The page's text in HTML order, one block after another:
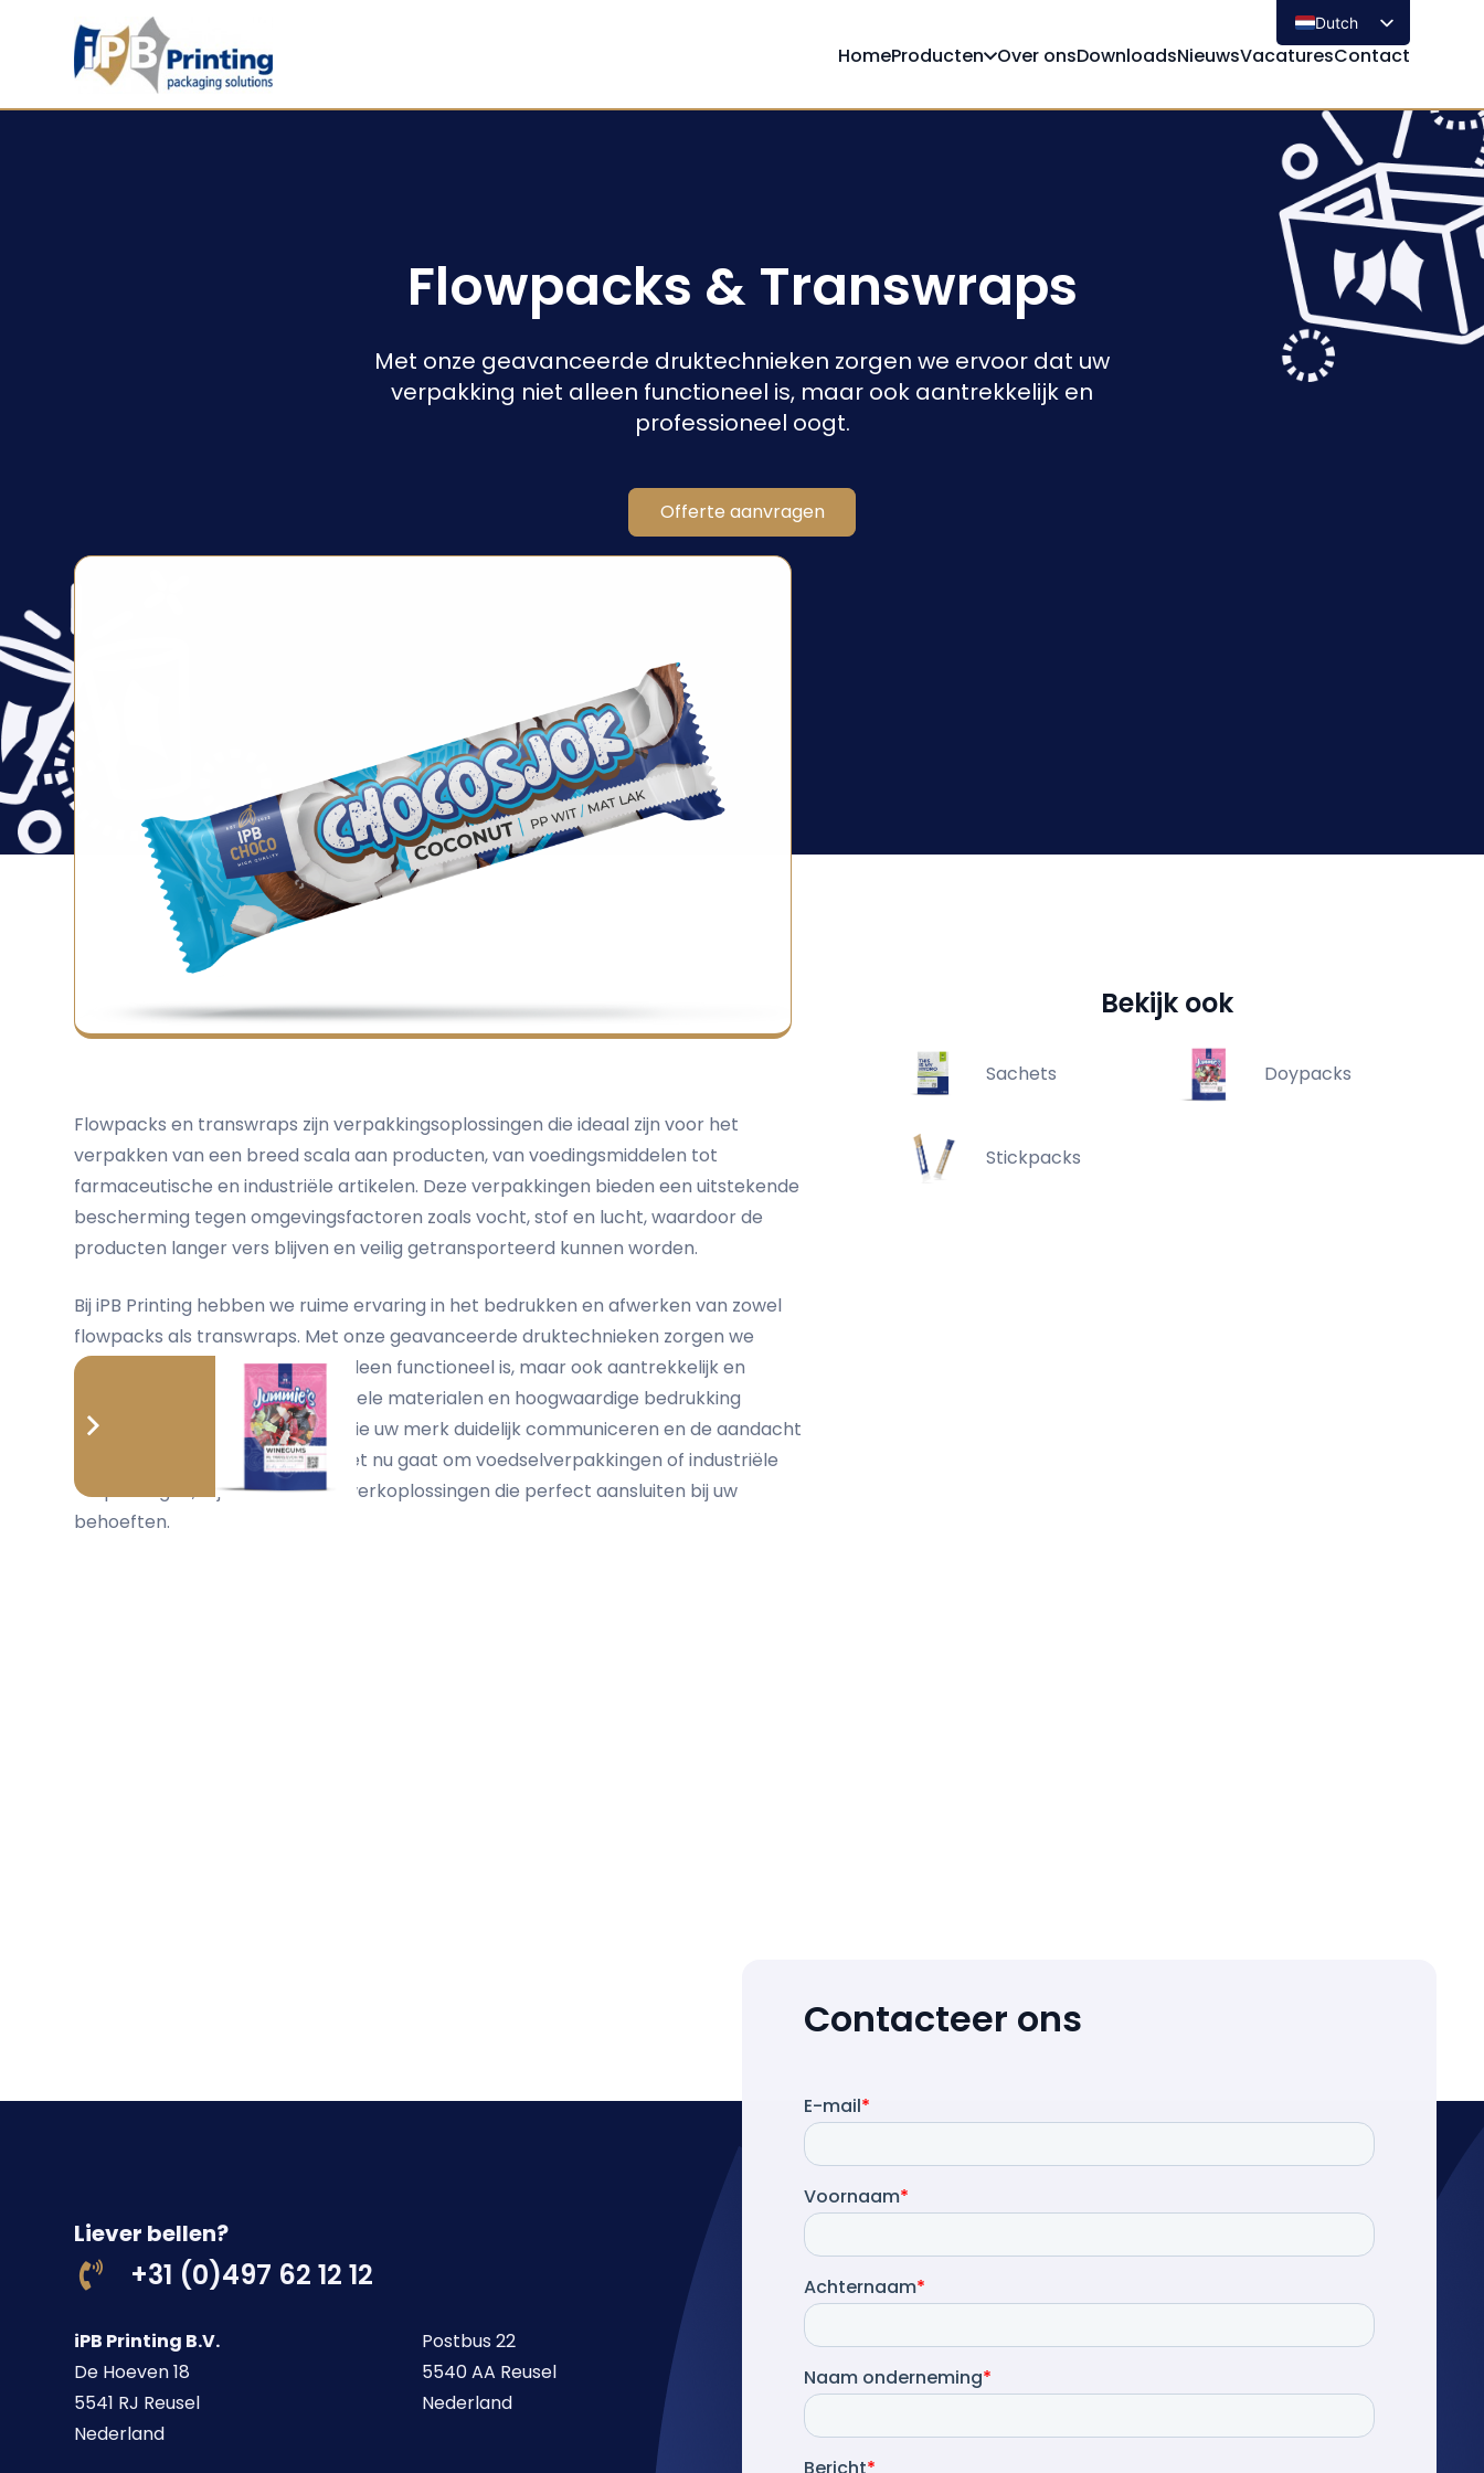
Dutch
HomeProducten Over onsDownloadsNieuwsVacaturesContact
Flowpacks & Transwraps
Met onze geavanceerde druktechnieken zorgen we ervoor dat uw
verpakking niet alleen functioneel is, maar ook aantrekkelijk en
professioneel oogt.
Offerte aanvragen
Flowpacks en transwraps zijn verpakkingsoplossingen die ideaal zijn voor het
verpakken van een breed scala aan producten, van voedingsmiddelen tot
farmaceutische en industriële artikelen. Deze verpakkingen bieden een uitstekende
bescherming tegen omgevingsfactoren zoals vocht, stof en lucht, waardoor de
producten langer vers blijven en veilig getransporteerd kunnen worden.
Bij iPB Printing hebben we ruime ervaring in het bedrukken en afwerken van zowel
flowpacks als transwraps. Met onze geavanceerde druktechnieken zorgen we
ervoor dat uw verpakking niet alleen functioneel is, maar ook aantrekkelijk en
professioneel oogt. Dankzij flexibele materialen en hoogwaardige bedrukking
kunnen wij ontwerpen creëren die uw merk duidelijk communiceren en de aandacht
van consumenten trekken. Of het nu gaat om voedselverpakkingen of industriële
toepassingen, wij leveren maatwerkoplossingen die perfect aansluiten bij uw
behoeften.
Bekijk ook
Sachets Doypacks
Stickpacks
Liever bellen?
+31 (0)497 62 12 12
iPB Printing B.V.
De Hoeven 18
5541 RJ Reusel
Nederland
Postbus 22
5540 AA Reusel
Nederland
Contacteer ons